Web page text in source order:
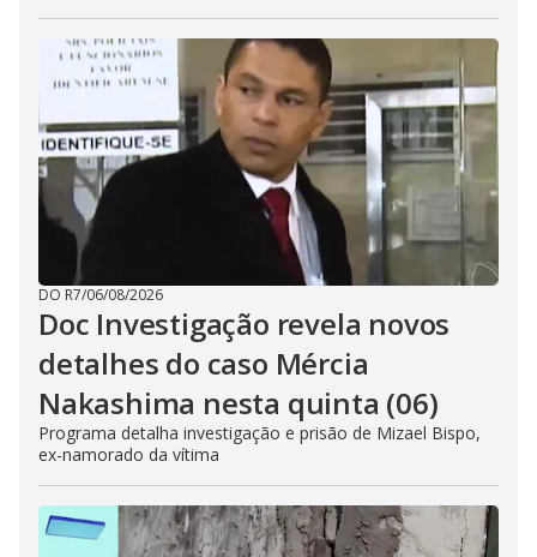
DO R7/06/08/2026
Doc Investigação revela novos
detalhes do caso Mércia
Nakashima nesta quinta (06)
Programa detalha investigação e prisão de Mizael Bispo,
ex-namorado da vítima